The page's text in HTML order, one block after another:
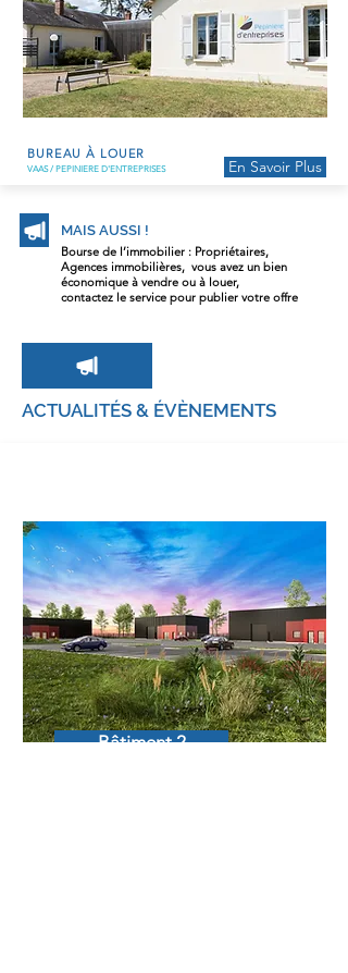
BUREAU À LOUER
VAAS / PEPINIERE D'ENTREPRISES En Savoir Plus
MAIS AUSSI !
Bourse de l’immobilier : Propriétaires,
Agences immobilières, vous avez un bien
économique à vendre ou à louer,
contactez le service pour publier votre offre
ACTUALITÉS & ÉVÈNEMENTS
Bâtiment 2